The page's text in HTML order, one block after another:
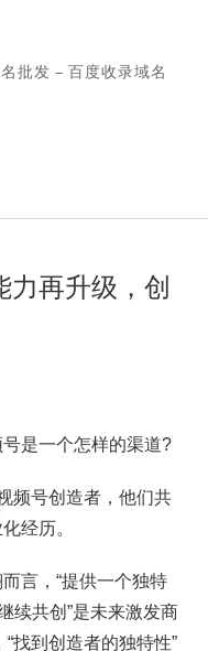
批发 – 百度收录域名
再升级，创
是一个怎样的渠道?
频号创造者，他们共
经历。
言，“提供一个独特
续共创”是未来激发商
找到创造者的独特性”